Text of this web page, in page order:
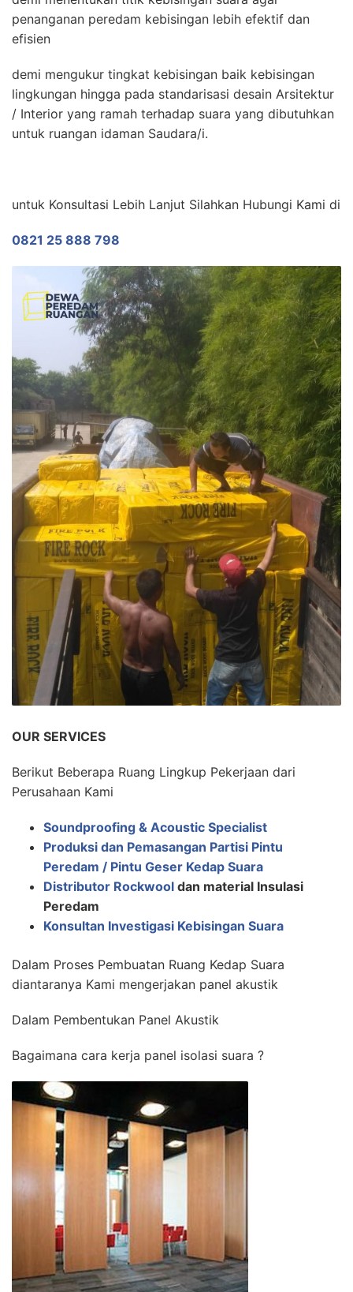
penanganan peredam kebisingan lebih efektif dan
efisien
demi mengukur tingkat kebisingan baik kebisingan
lingkungan hingga pada standarisasi desain Arsitektur
/ Interior yang ramah terhadap suara yang dibutuhkan
untuk ruangan idaman Saudara/i.
untuk Konsultasi Lebih Lanjut Silahkan Hubungi Kami di
0821 25 888 798
OUR SERVICES
Berikut Beberapa Ruang Lingkup Pekerjaan dari
Perusahaan Kami
Soundproofing & Acoustic Specialist
Produksi dan Pemasangan Partisi Pintu
Peredam / Pintu Geser Kedap Suara
Distributor Rockwool dan material Insulasi
Peredam
Konsultan Investigasi Kebisingan Suara
Dalam Proses Pembuatan Ruang Kedap Suara
diantaranya Kami mengerjakan panel akustik
Dalam Pembentukan Panel Akustik
Bagaimana cara kerja panel isolasi suara ?